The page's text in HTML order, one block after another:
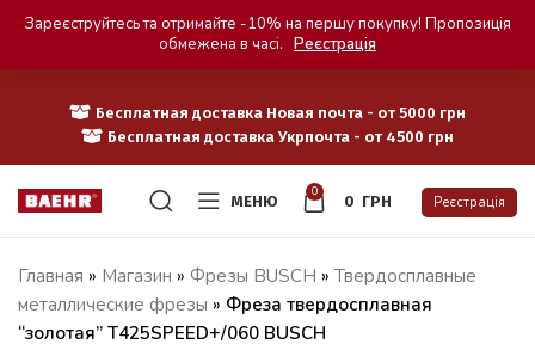
Бесплатная доставка Новая почта - от 5000 грн
Бесплатная доставка Укрпочта - от 4500 грн
МЕНЮ
0
0 ГРН Реєстрація
Главная » Магазин » Фрезы BUSCH » Твердосплавные
металлические фрезы » Фреза твердосплавная
“золотая” T425SPEED+/060 BUSCH
Зареєструйтесь та отримайте -10% на першу покупку! Пропозиція
обмежена в часі. Реєстрація